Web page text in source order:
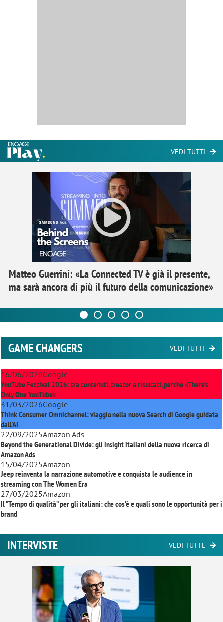
VEDI TUTTI
Matteo Guerrini: «La Connected TV è già il presente,
ma sarà ancora di più il futuro della comunicazione»
GAME CHANGERS VEDI TUTTI
16/06/2026Google
YouTube Festival 2026: tra contenuti, creator e risultati, perché «There’s
Only One YouTube»
31/03/2026Google
Think Consumer Omnichannel: viaggio nella nuova Search di Google guidata
dall'AI
22/09/2025Amazon Ads
Beyond the Generational Divide: gli insight italiani della nuova ricerca di
Amazon Ads
15/04/2025Amazon
Jeep reinventa la narrazione automotive e conquista le audience in
streaming conThe Women Era
27/03/2025Amazon
Il “Tempo di qualità” per gli italiani: che cos’è e quali sono le opportunità per i
brand
INTERVISTE VEDI TUTTE